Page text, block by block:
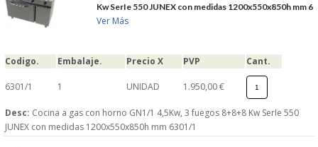
Kw SerIe 550 JUNEX con medidas 1200x550x850h mm 6
Ver Más
Codigo. Embalaje. Precio X PVP Cant.
6301/1 1 UNIDAD 1.950,00 €
Desc: Cocina a gas con horno GN1/1 4,5Kw, 3 fuegos 8+8+8 Kw SerIe 550
JUNEX con medidas 1200x550x850h mm 6301/1